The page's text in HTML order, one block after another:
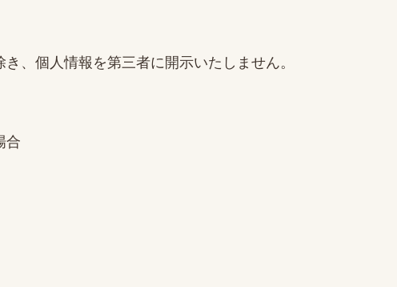
、個人情報を第三者に開示いたしません。
合